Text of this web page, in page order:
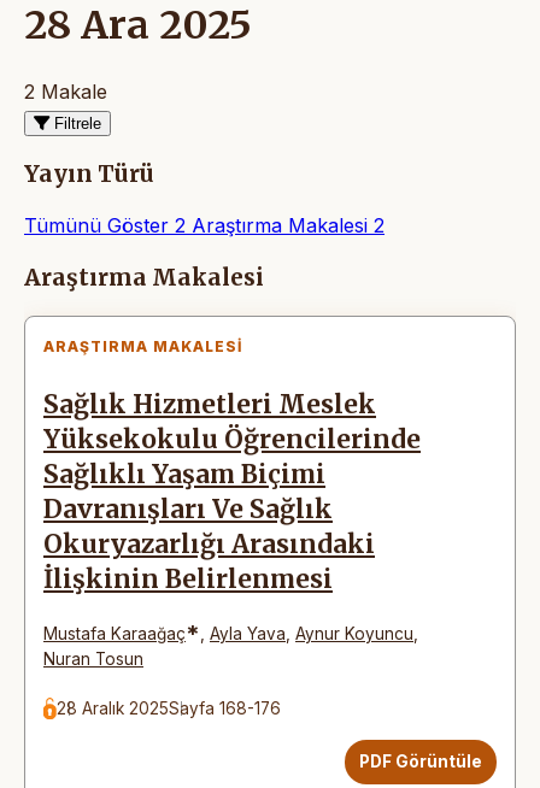
28 Ara 2025
2 Makale
Filtrele
Yayın Türü
Tümünü Göster 2 Araştırma Makalesi 2
Makaleler
Araştırma Makalesi
ARAŞTIRMA MAKALESI
Sağlık Hizmetleri Meslek
Yüksekokulu Öğrencilerinde
Sağlıklı Yaşam Biçimi
Davranışları Ve Sağlık
Okuryazarlığı Arasındaki
İlişkinin Belirlenmesi
Mustafa Karaağaç* Ayla Yava Aynur Koyuncu
Nuran Tosun
28 Aralık 2025Sayfa 168-176
PDF Görüntüle